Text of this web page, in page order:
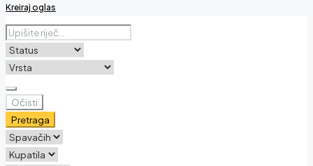
Kreiraj oglas
Očisti
Pretraga